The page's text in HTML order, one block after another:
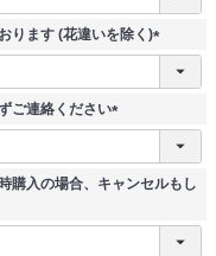
ります (花違いを除く)
(
ご連絡ください
(
須
購入の場合、キャンセルもし